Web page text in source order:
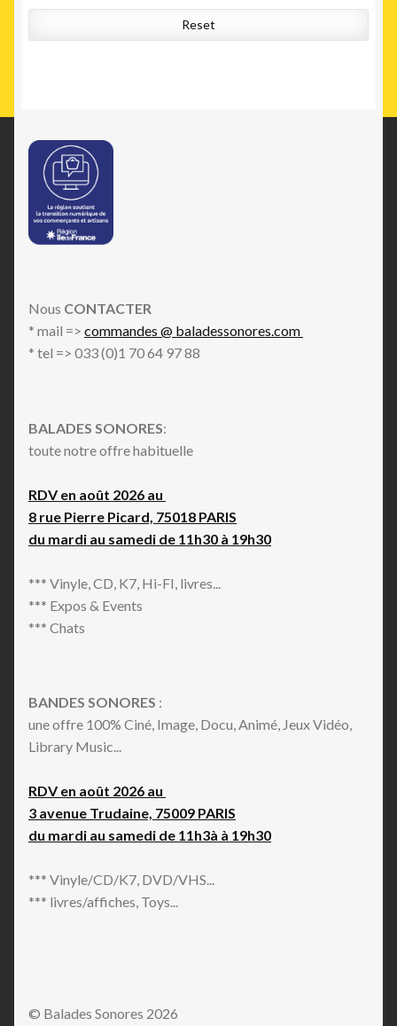
Boogie
Celtic
Cha-Cha
Chanson
Chillwave
Chiptune
Coldwave
Comedy
Contemporary Jazz
Contemporary R&B
Country
Country Blues
Country Rock
Dancehall
Dark Ambient
Disco
Downtempo
Dream Pop
Dub
Easy Listening
Electro
Experimental
Reset
Nous CONTACTER
* mail => commandes @ baladessonores.com
* tel => 033 (0)1 70 64 97 88
BALADES SONORES:
toute notre offre habituelle
RDV en août 2026 au
8 rue Pierre Picard, 75018 PARIS
du mardi au samedi de 11h30 à 19h30
*** Vinyle, CD, K7, Hi-FI, livres...
*** Expos & Events
*** Chats
BANDES SONORES :
une offre 100% Ciné, Image, Docu, Animé, Jeux Vidéo,
Library Music...
RDV en août 2026 au
3 avenue Trudaine, 75009 PARIS
du mardi au samedi de 11h3à à 19h30
*** Vinyle/CD/K7, DVD/VHS...
*** livres/affiches, Toys...
© Balades Sonores 2026